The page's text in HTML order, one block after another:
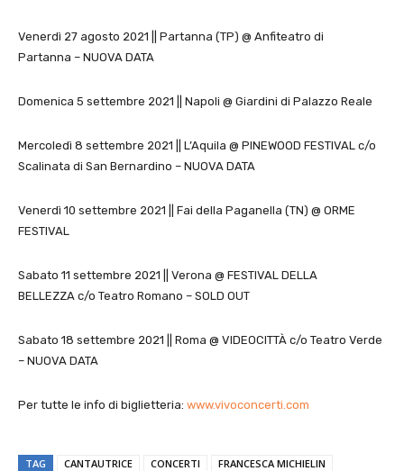
Venerdì 27 agosto 2021 || Partanna (TP) @ Anfiteatro di
Partanna – NUOVA DATA
Domenica 5 settembre 2021 || Napoli @ Giardini di Palazzo Reale
Mercoledì 8 settembre 2021 || L’Aquila @ PINEWOOD FESTIVAL c/o
Scalinata di San Bernardino – NUOVA DATA
Venerdì 10 settembre 2021 || Fai della Paganella (TN) @ ORME
FESTIVAL
Sabato 11 settembre 2021 || Verona @ FESTIVAL DELLA
BELLEZZA c/o Teatro Romano – SOLD OUT
Sabato 18 settembre 2021 || Roma @ VIDEOCITTÀ c/o Teatro Verde
– NUOVA DATA
Per tutte le info di biglietteria: www.vivoconcerti.com
TAG CANTAUTRICE CONCERTI FRANCESCA MICHIELIN